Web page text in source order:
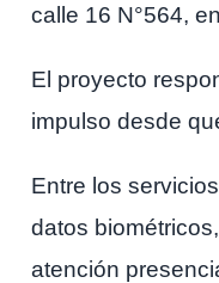
calle 16 N°564,
El proyecto
impulso desde
Entre los
datos
atención